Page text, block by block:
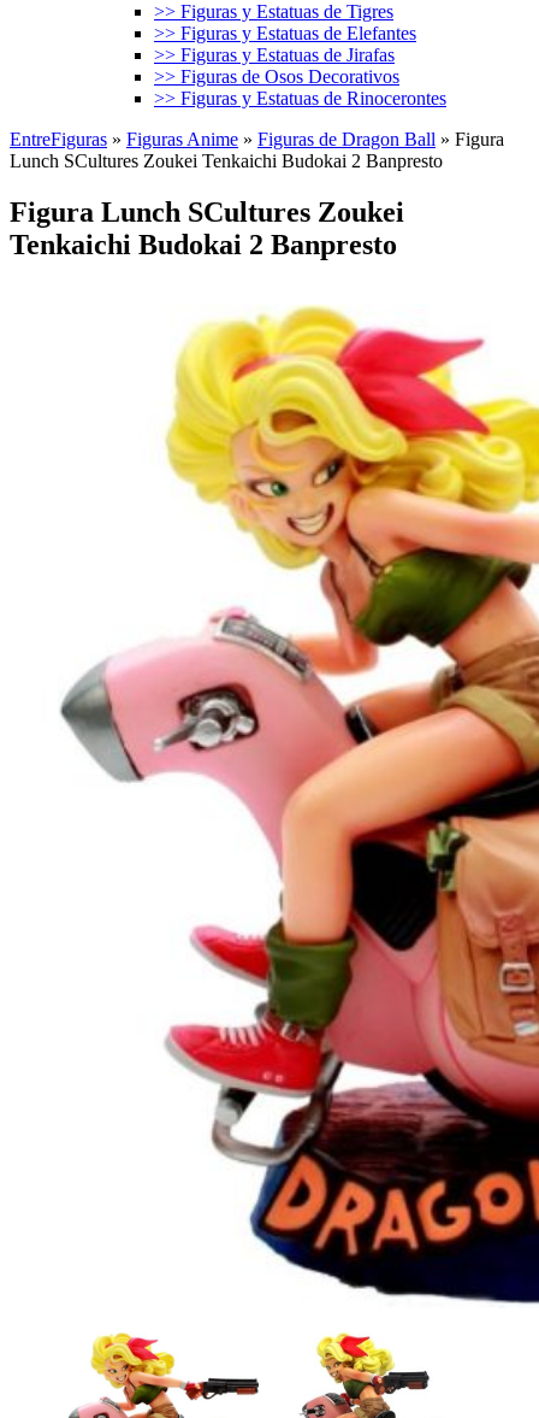
>> Figuras y Estatuas de Tigres
>> Figuras y Estatuas de Elefantes
>> Figuras y Estatuas de Jirafas
>> Figuras de Osos Decorativos
>> Figuras y Estatuas de Rinocerontes
EntreFiguras » Figuras Anime » Figuras de Dragon Ball » Figura
Lunch SCultures Zoukei Tenkaichi Budokai 2 Banpresto
Figura Lunch SCultures Zoukei
Tenkaichi Budokai 2 Banpresto